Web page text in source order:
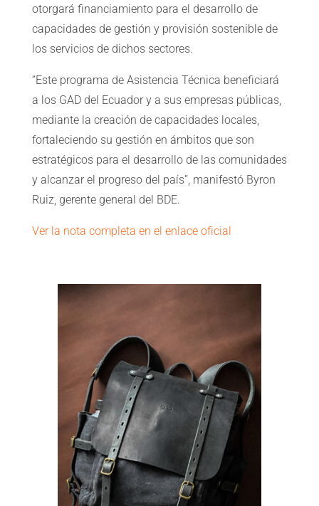
otorgará financiamiento para el desarrollo de
capacidades de gestión y provisión sostenible de
los servicios de dichos sectores.
“Este programa de Asistencia Técnica beneficiará
a los GAD del Ecuador y a sus empresas públicas,
mediante la creación de capacidades locales,
fortaleciendo su gestión en ámbitos que son
estratégicos para el desarrollo de las comunidades
y alcanzar el progreso del país”, manifestó Byron
Ruiz, gerente general del BDE.
Ver la nota completa en el enlace oficial